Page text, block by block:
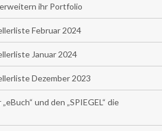
ihr Portfolio
Februar 2024
Januar 2024
Dezember 2023
und den „SPIEGEL“ die